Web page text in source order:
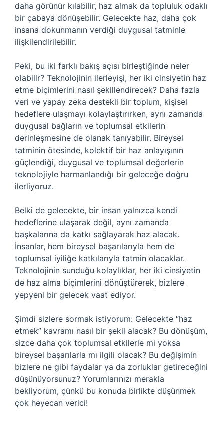
daha görünür kılabilir, haz almak da topluluk odaklı
bir çabaya dönüşebilir. Gelecekte haz, daha çok
insana dokunmanın verdiği duygusal tatminle
ilişkilendirilebilir.
Peki, bu iki farklı bakış açısı birleştiğinde neler
olabilir? Teknolojinin ilerleyişi, her iki cinsiyetin haz
etme biçimlerini nasıl şekillendirecek? Daha fazla
veri ve yapay zeka destekli bir toplum, kişisel
hedeflere ulaşmayı kolaylaştırırken, aynı zamanda
duygusal bağların ve toplumsal etkilerin
derinleşmesine de olanak tanıyabilir. Bireysel
tatminin ötesinde, kolektif bir haz anlayışının
güçlendiği, duygusal ve toplumsal değerlerin
teknolojiyle harmanlandığı bir geleceğe doğru
ilerliyoruz.
Belki de gelecekte, bir insan yalnızca kendi
hedeflerine ulaşarak değil, aynı zamanda
başkalarına da katkı sağlayarak haz alacak.
İnsanlar, hem bireysel başarılarıyla hem de
toplumsal iyiliğe katkılarıyla tatmin olacaklar.
Teknolojinin sunduğu kolaylıklar, her iki cinsiyetin
de haz alma biçimlerini dönüştürerek, bizlere
yepyeni bir gelecek vaat ediyor.
Şimdi sizlere sormak istiyorum: Gelecekte “haz
etmek” kavramı nasıl bir şekil alacak? Bu dönüşüm,
sizce daha çok toplumsal etkilerle mi yoksa
bireysel başarılarla mı ilgili olacak? Bu değişimin
bizlere ne gibi faydalar ya da zorluklar getireceğini
düşünüyorsunuz? Yorumlarınızı merakla
bekliyorum, çünkü bu konuda birlikte düşünmek
çok heyecan verici!